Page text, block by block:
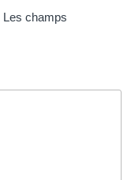
Qualité
Les champs